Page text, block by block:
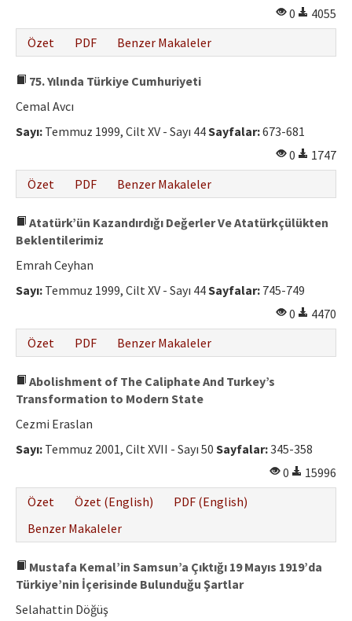
0
4055
Özet
PDF Benzer Makaleler
75. Yılında Türkiye Cumhuriyeti
Cemal Avcı
Sayı: Temmuz 1999, Cilt XV - Sayı 44Sayfalar:673-681
0
1747
Özet
PDF Benzer Makaleler
Atatürk’ün Kazandırdığı Değerler Ve Atatürkçülükten
Beklentilerimiz
Emrah Ceyhan
Sayı: Temmuz 1999, Cilt XV - Sayı 44Sayfalar: 745-749
0
4470
Özet
PDF Benzer Makaleler
Abolishment of The Caliphate And Turkey’s
Transformation to Modern State
Cezmi Eraslan
Sayı: Temmuz 2001, Cilt XVII - Sayı 50 Sayfalar:345-358
0
15996
Özet
Özet (English)
PDF (English)
Benzer Makaleler
Mustafa Kemal’in Samsun’a Çıktığı 19 Mayıs 1919’da
Türkiye’nin İçerisinde Bulunduğu Şartlar
Selahattin Döğüş